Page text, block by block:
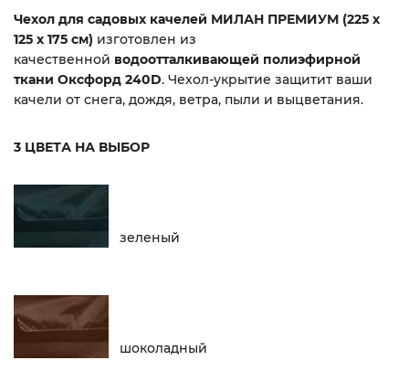
Чехол для садовых качелей МИЛАН ПРЕМИУМ (225 х
125 х 175 см) изготовлен из
качественной водоотталкивающей полиэфирной
ткани Оксфорд 240D. Чехол-укрытие защитит ваши
качели от снега, дождя, ветра, пыли и выцветания.
3 ЦВЕТА НА ВЫБОР
зеленый
шоколадный